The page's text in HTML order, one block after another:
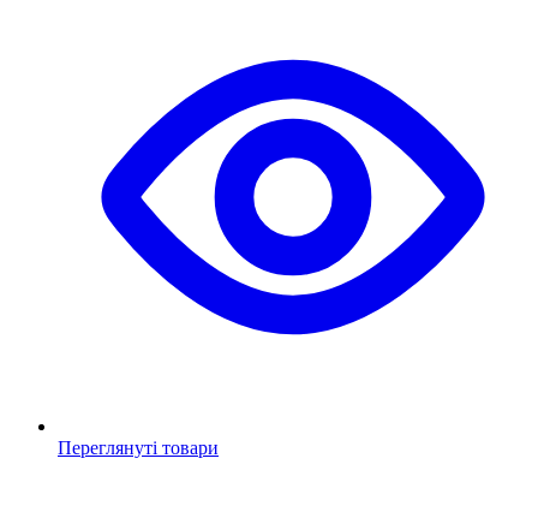
Переглянуті товари